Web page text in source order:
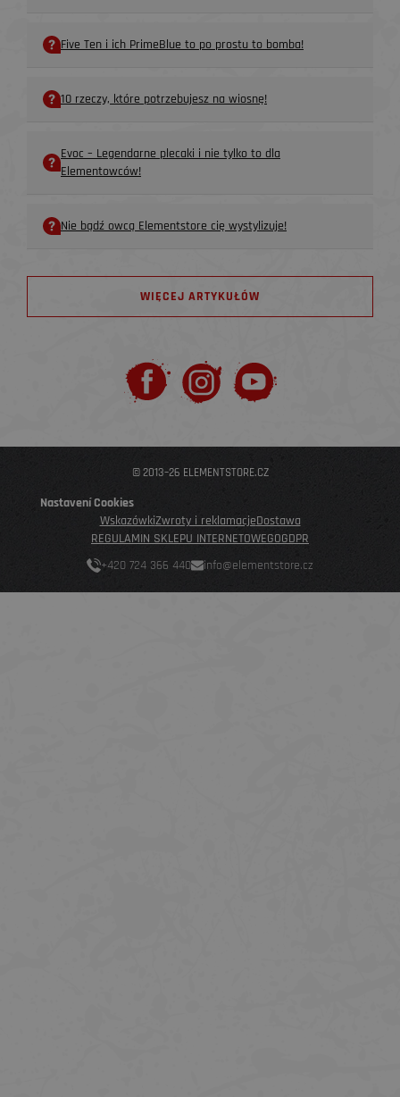
Five Ten i ich PrimeBlue to po prostu to bomba!
10 rzeczy, które potrzebujesz na wiosnę!
Evoc – Legendarne plecaki i nie tylko to dla
Elementowców!
Nie bądź owcą Elementstore cię wystylizuje!
WIĘCEJ ARTYKUŁÓW
© 2013–26 ELEMENTSTORE.CZ
Nastavení Cookies
WskazówkiZwroty i reklamacjeDostawa
REGULAMIN SKLEPU INTERNETOWEGOGDPR
+420 724 366 440
info@elementstore.cz